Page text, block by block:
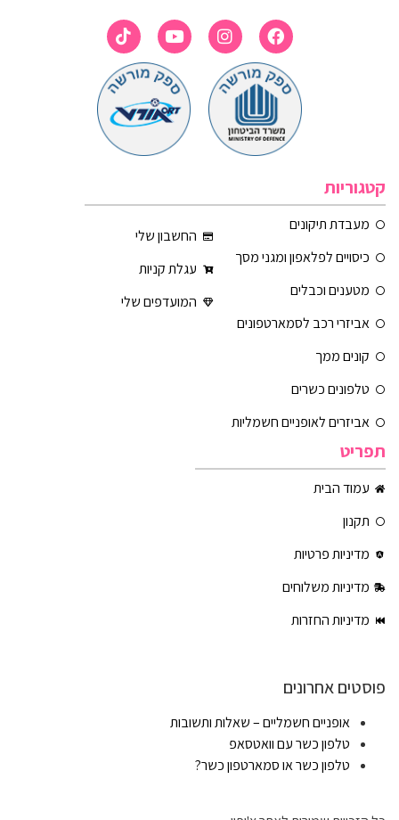
קטגוריות
מעבדת תיקונים
כיסויים לפלאפון ומגני מסך
מטענים וכבלים
אביזרי רכב לסמארטפונים
קונים ממך
טלפונים כשרים
אביזרים לאופניים חשמליות
החשבון שלי
עגלת קניות
המועדפים שלי
תפריט
עמוד הבית
תקנון
מדיניות פרטיות
מדיניות משלוחים
מדיניות החזרות
פוסטים אחרונים
אופניים חשמליים – שאלות ותשובות
טלפון כשר עם וואטסאפ
טלפון כשר או סמארטפון כשר?